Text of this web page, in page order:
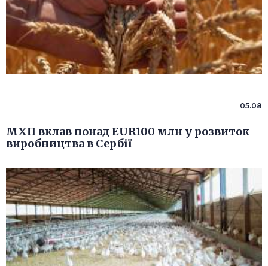
05.08
МХП вклав понад EUR100 млн у розвиток
виробництва в Сербії